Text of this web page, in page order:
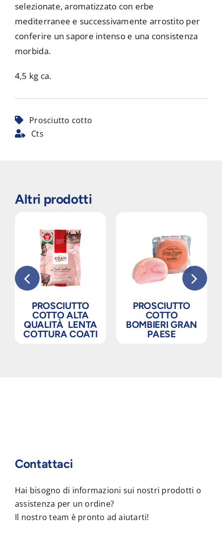
selezionate, aromatizzato con erbe
mediterranee e successivamente arrostito per
conferire un sapore intenso e una consistenza
morbida.
4,5 kg ca.
Prosciutto cotto
Cts
Altri prodotti
PROSCIUTTO
COTTO ALTA
QUALITÀ LENTA
COTTURA COATI
PROSCIUTTO
COTTO
BOMBIERI GRAN
PAESE
Contattaci
Hai bisogno di informazioni sui nostri prodotti o
assistenza per un ordine?
Il nostro team è pronto ad aiutarti!